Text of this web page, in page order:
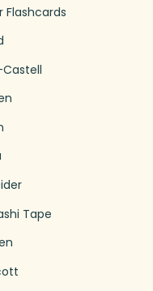
Flashcards
Tape